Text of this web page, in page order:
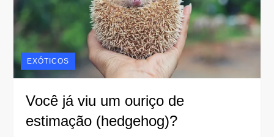
EXÓTICOS
Você já viu um ouriço de
estimação (hedgehog)?